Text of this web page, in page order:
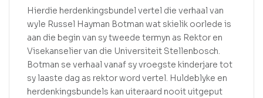
Hierdie herdenkingsbundel vertel die verhaal van
wyle Russel Hayman Botman wat skielik oorlede is
aan die begin van sy tweede termyn as Rektor en
Visekanselier van die Universiteit Stellenbosch.
Botman se verhaal vanaf sy vroegste kinderjare tot
sy laaste dag as rektor word vertel. Huldeblyke en
herdenkingsbundels kan uiteraard nooit uitgeput